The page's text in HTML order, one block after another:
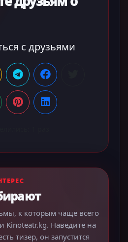
с друзьями
к которым чаще всего
Kinoteatr.kg. Наведите на
тизер, он запустится